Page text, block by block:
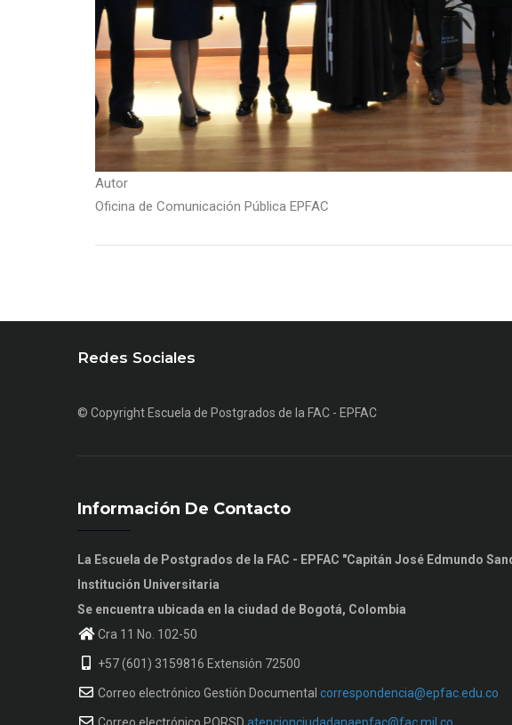
Autor
Oficina de Comunicación Pública EPFAC
Redes Sociales
© Copyright Escuela de Postgrados de la FAC - EPFAC
Información De Contacto
La Escuela de Postgrados de la FAC - EPFAC "Capitán José Edmundo
Institución Universitaria
Se encuentra ubicada en la ciudad de Bogotá, Colombia
Cra 11 No. 102-50
+57 (601) 3159816 Extensión 72500
Correo electrónico Gestión Documental correspondencia@epfac.edu.co